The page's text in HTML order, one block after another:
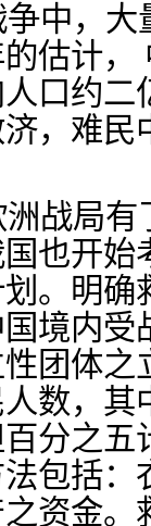
中，
估计，
口约
，难
战局
也开
。明
境内
团体
数，其
分之五
包括：
资金